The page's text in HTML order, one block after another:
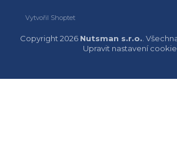
Vytvořil Shoptet
Copyright 2026 Nutsman s.r.o..
Upravit nastavení